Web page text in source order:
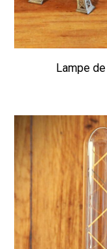
Lampe